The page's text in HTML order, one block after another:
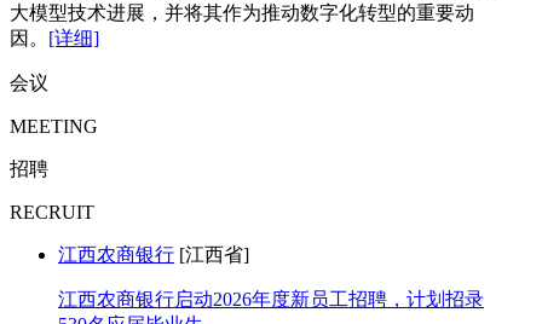
大模型技术进展，并将其作为推动数字化转型的重要动
因。 [详细]
会议
MEETING
招聘
RECRUIT
江西农商银行 [江西省]
江西农商银行启动2026年度新员工招聘，计划招录